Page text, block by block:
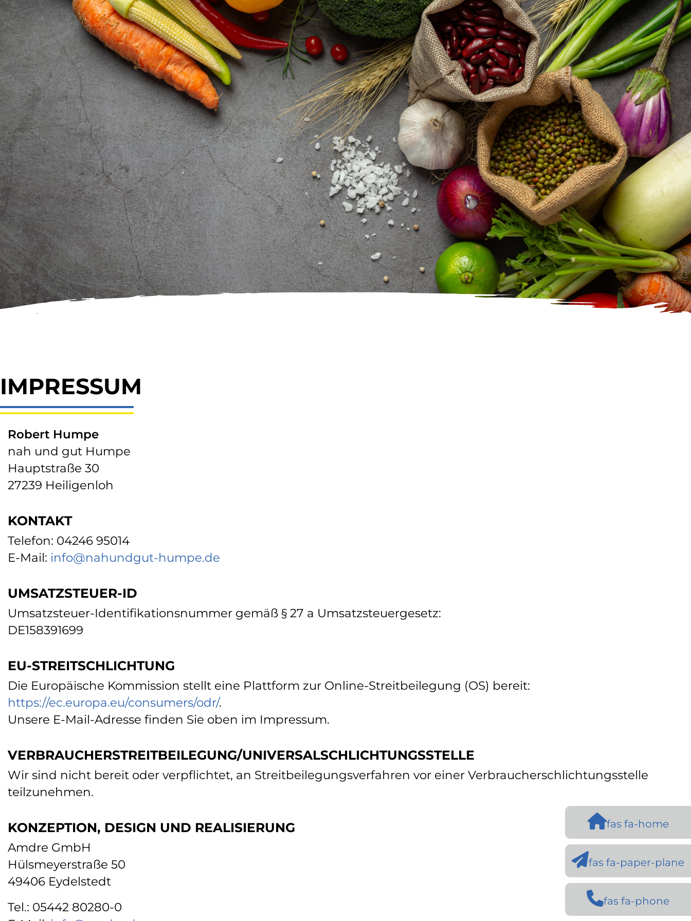
fas fa-home
fas fa-paper-plane
fas fa-phone
IMPRESSUM
Robert Humpe
nah und gut Humpe
Hauptstraße 30
27239 Heiligenloh
KONTAKT
Telefon: 04246 95014
E-Mail: info@nahundgut-humpe.de
UMSATZSTEUER-ID
Umsatzsteuer-Identifikationsnummer gemäß § 27 a Umsatzsteuergesetz:
DE158391699
EU-STREITSCHLICHTUNG
Die Europäische Kommission stellt eine Plattform zur Online-Streitbeilegung (OS) bereit:
https://ec.europa.eu/consumers/odr/.
Unsere E-Mail-Adresse finden Sie oben im Impressum.
VERBRAUCHER­STREIT­BEILEGUNG/UNIVERSAL­SCHLICHTUNGS­STELLE
Wir sind nicht bereit oder verpflichtet, an Streitbeilegungsverfahren vor einer Verbraucherschlichtungsstelle
teilzunehmen.
KONZEPTION, DESIGN UND REALISIERUNG
Amdre GmbH
Hülsmeyerstraße 50
49406 Eydelstedt
Tel.: 05442 80280-0